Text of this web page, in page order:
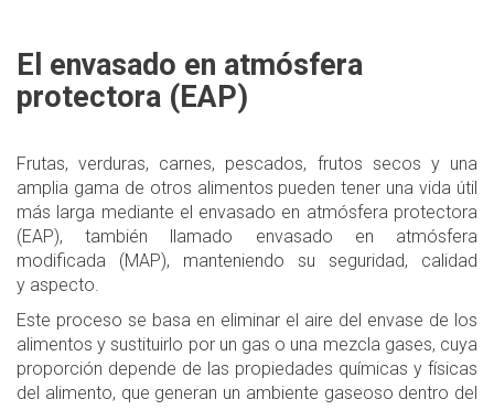
El envasado en atmósfera
protectora (EAP)
Frutas, verduras, carnes, pescados, frutos secos y una
amplia gama de otros alimentos pueden tener una vida útil
más larga mediante el envasado en atmósfera protectora
(EAP), también llamado envasado en atmósfera
modificada (MAP), manteniendo su seguridad, calidad
y aspecto.
Este proceso se basa en eliminar el aire del envase de los
alimentos y sustituirlo por un gas o una mezcla gases, cuya
proporción depende de las propiedades químicas y físicas
del alimento, que generan un ambiente gaseoso dentro del